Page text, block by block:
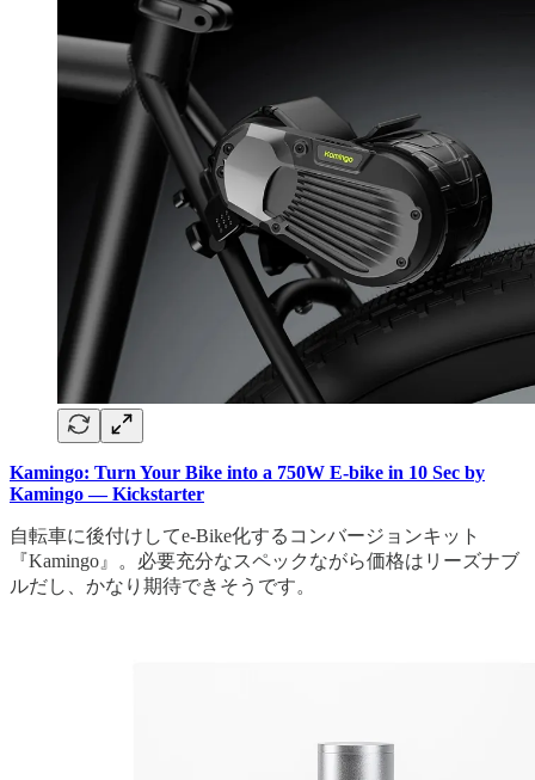
Kamingo: Turn Your Bike into a 750W E-bike in 10 Sec by
Kamingo — Kickstarter
自転車に後付けしてe-Bike化するコンバージョンキット
『Kamingo』。必要充分なスペックながら価格はリーズナブ
ルだし、かなり期待できそうです。